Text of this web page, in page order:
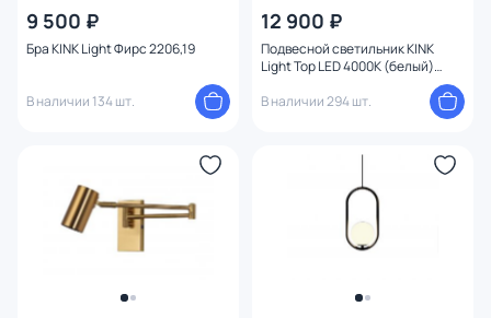
9 500 ₽
Бра KINK Light Фирс 2206,19
В наличии 134 шт.
12 900 ₽
Подвесной светильник KINK
Light Тор LED 4000К (белый)
В наличии 294 шт.